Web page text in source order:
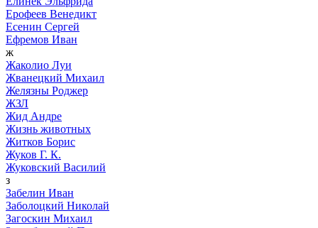
Ерофеев Венедикт
Есенин Сергей
Ефремов Иван
ж
Жаколио Луи
Жванецкий Михаил
Желязны Роджер
ЖЗЛ
Жид Андре
Жизнь животных
Житков Борис
Жуков Г. К.
Жуковский Василий
з
Забелин Иван
Заболоцкий Николай
Загоскин Михаил